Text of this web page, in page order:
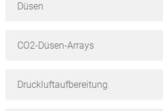
Düsen
CO2-Düsen-Arrays
Druckluftaufbereitung